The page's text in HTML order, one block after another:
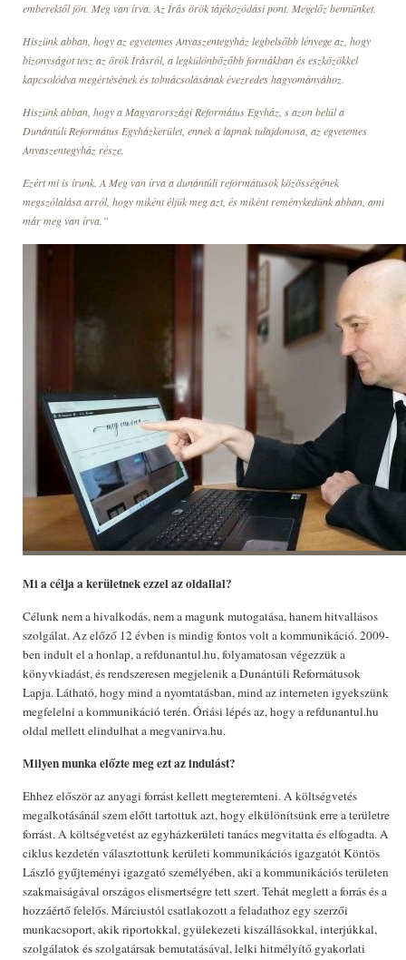
emberektől jön. Meg van írva. Az Írás örök tájékozódási pont. Megelőz bennünket.
Hiszünk abban, hogy az egyetemes Anyaszentegyház legbelsőbb lényege az, hogy
bizonyságot tesz az örök Írásról, a legkülönbözőbb formákban és eszközökkel
kapcsolódva megértésének és tolmácsolásának évezredes hagyományához.
Hiszünk abban, hogy a Magyarországi Református Egyház, s azon belül a
Dunántúli Református Egyházkerület, ennek a lapnak tulajdonosa, az egyetemes
Anyaszentegyház része.
Ezért mi is írunk. A Meg van írva a dunántúli reformátusok közösségének
megszólalása arról, hogy miként éljük meg azt, és miként reménykedünk abban, ami
már meg van írva.”
Mi a célja a kerületnek ezzel az oldallal?
Célunk nem a hivalkodás, nem a magunk mutogatása, hanem hitvallásos
szolgálat. Az előző 12 évben is mindig fontos volt a kommunikáció. 2009-
ben indult el a honlap, a refdunantul.hu, folyamatosan végezzük a
könyvkiadást, és rendszeresen megjelenik a Dunántúli Reformátusok
Lapja. Látható, hogy mind a nyomtatásban, mind az interneten igyekszünk
megfelelni a kommunikáció terén. Óriási lépés az, hogy a refdunantul.hu
oldal mellett elindulhat a megvanirva.hu.
Milyen munka előzte meg ezt az indulást?
Ehhez először az anyagi forrást kellett megteremteni. A költségvetés
megalkotásánál szem előtt tartottuk azt, hogy elkülönítsünk erre a területre
forrást. A költségvetést az egyházkerületi tanács megvitatta és elfogadta. A
ciklus kezdetén választottunk kerületi kommunikációs igazgatót Köntös
László gyűjteményi igazgató személyében, aki a kommunikációs területen
szakmaiságával országos elismertségre tett szert. Tehát meglett a forrás és a
hozzáértő felelős. Márciustól csatlakozott a feladathoz egy szerzői
munkacsoport, akik riportokkal, gyülekezeti kiszállásokkal, interjúkkal,
szolgálatok és szolgatársak bemutatásával, lelki hitmélyítő gyakorlati